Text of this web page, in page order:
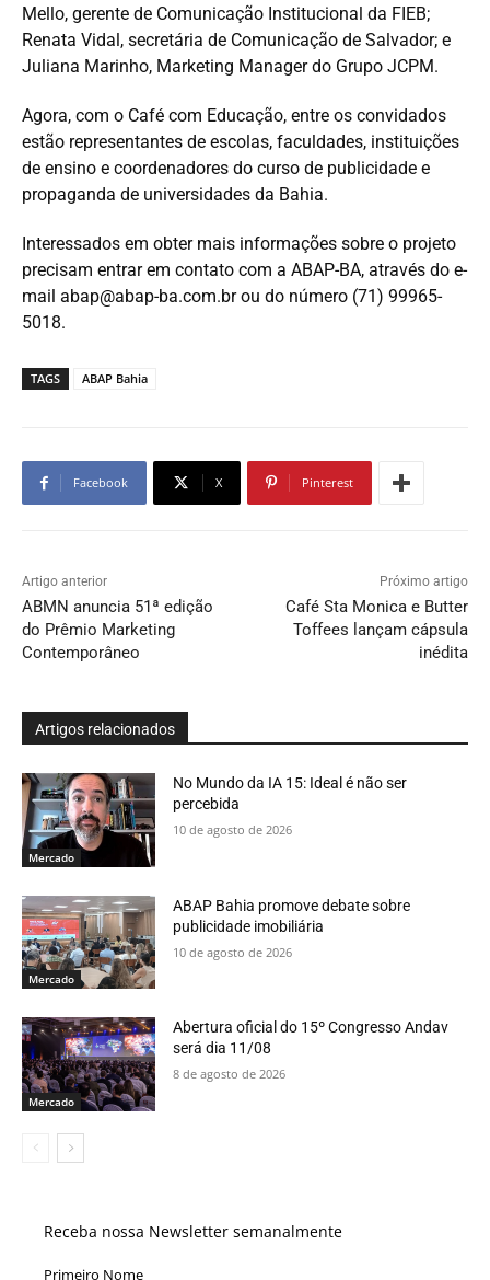
Mello, gerente de Comunicação Institucional da FIEB;
Renata Vidal, secretária de Comunicação de Salvador; e
Juliana Marinho, Marketing Manager do Grupo JCPM.
Agora, com o Café com Educação, entre os convidados
estão representantes de escolas, faculdades, instituições
de ensino e coordenadores do curso de publicidade e
propaganda de universidades da Bahia.
Interessados em obter mais informações sobre o projeto
precisam entrar em contato com a ABAP-BA, através do e-
mail abap@abap-ba.com.brou do número (71) 99965-
5018.
TAGS ABAP Bahia
Facebook X Pinterest
Artigo anterior
ABMN anuncia 51ª edição
do Prêmio Marketing
Contemporâneo
Próximo artigo
Café Sta Monica e Butter
Toffees lançam cápsula
inédita
Artigos relacionados
Mercado
No Mundo da IA 15: Ideal é não ser
percebida
10 de agosto de 2026
Mercado
ABAP Bahia promove debate sobre
publicidade imobiliária
10 de agosto de 2026
Mercado
Abertura oficial do 15º Congresso Andav
será dia 11/08
8 de agosto de 2026
Receba nossa Newsletter semanalmente
Primeiro Nome